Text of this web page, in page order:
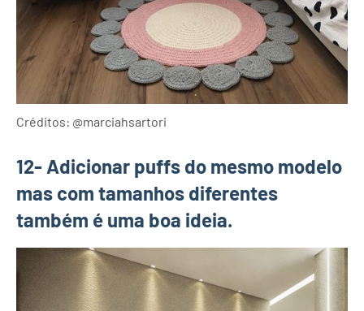
Créditos: @marciahsartori
12- Adicionar puffs do mesmo modelo
mas com tamanhos diferentes
também é uma boa ideia.